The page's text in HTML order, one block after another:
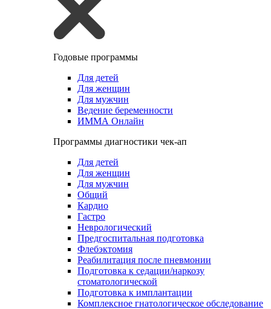
Годовые программы
Для детей
Для женщин
Для мужчин
Ведение беременности
ИММА Онлайн
Программы диагностики чек-ап
Для детей
Для женщин
Для мужчин
Общий
Кардио
Гастро
Неврологический
Предгоспитальная подготовка
Флебэктомия
Реабилитация после пневмонии
Подготовка к седации/наркозу
стоматологической
Подготовка к имплантации
Комплексное гнатологическое обследование